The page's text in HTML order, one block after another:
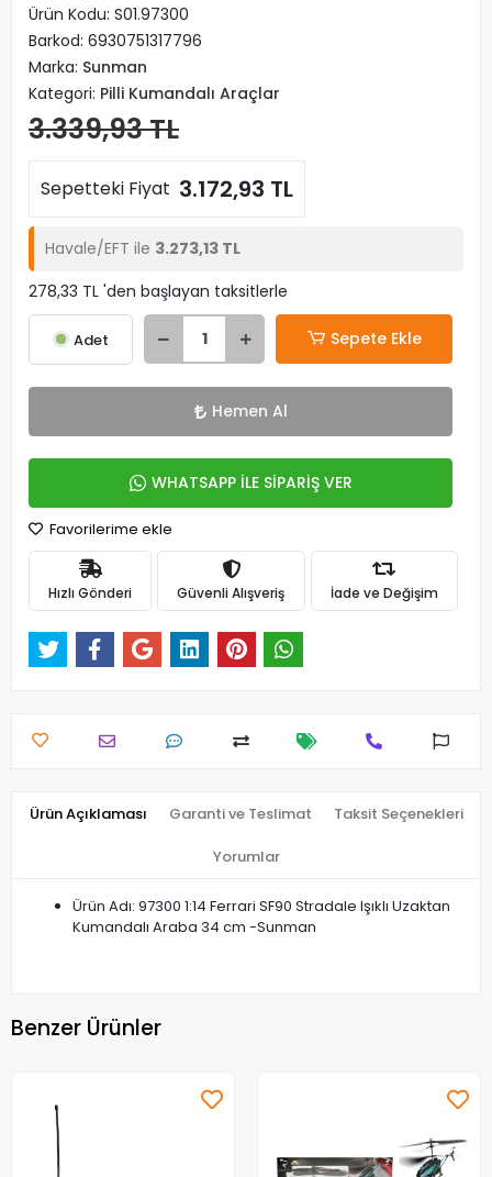
Ürün Kodu: S01.97300
Barkod: 6930751317796
Marka: Sunman
Kategori: Pilli Kumandalı Araçlar
3.339,93 TL
Sepetteki Fiyat 3.172,93 TL
Havale/EFT ile 3.273,13 TL
278,33 TL 'den başlayan taksitlerle
Adet Sepete Ekle
Hemen Al
WHATSAPP İLE SİPARİŞ VER
Favorilerime ekle
Hızlı Gönderi Güvenli Alışveriş İade ve Değişim
Ürün Açıklaması Garanti ve Teslimat Taksit Seçenekleri
Yorumlar
Ürün Adı: 97300 1:14 Ferrari SF90 Stradale Işıklı Uzaktan
Kumandalı Araba 34 cm -Sunman
Benzer Ürünler